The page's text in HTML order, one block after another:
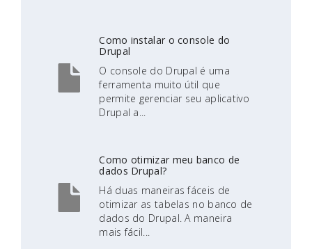
Como instalar o console do
Drupal
O console do Drupal é uma
ferramenta muito útil que
permite gerenciar seu aplicativo
Drupal a...
Como otimizar meu banco de
dados Drupal?
Há duas maneiras fáceis de
otimizar as tabelas no banco de
dados do Drupal. A maneira
mais fácil...